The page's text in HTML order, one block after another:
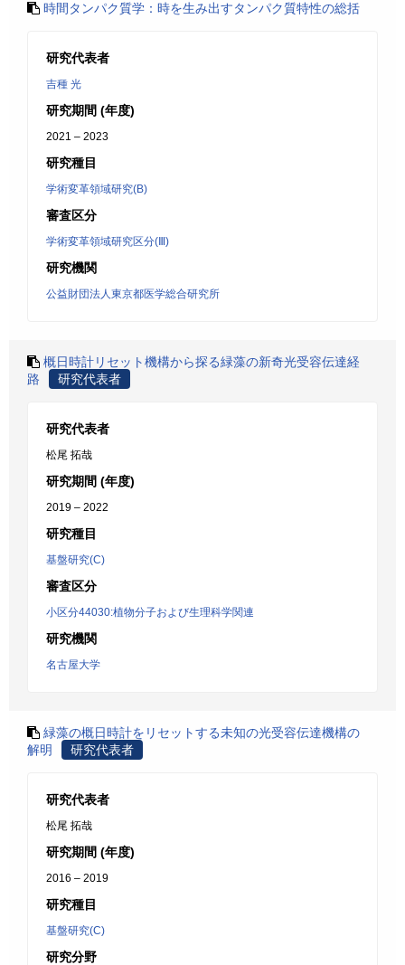
時間タンパク質学：時を生み出すタンパク質特性の総括
研究代表者
吉種 光
研究期間 (年度)
2021 – 2023
研究種目
学術変革領域研究(B)
審査区分
学術変革領域研究区分(Ⅲ)
研究機関
公益財団法人東京都医学総合研究所
概日時計リセット機構から探る緑藻の新奇光受容伝達経
路
研究代表者
研究代表者
松尾 拓哉
研究期間 (年度)
2019 – 2022
研究種目
基盤研究(C)
審査区分
小区分44030:植物分子および生理科学関連
研究機関
名古屋大学
緑藻の概日時計をリセットする未知の光受容伝達機構の
解明
研究代表者
研究代表者
松尾 拓哉
研究期間 (年度)
2016 – 2019
研究種目
基盤研究(C)
研究分野